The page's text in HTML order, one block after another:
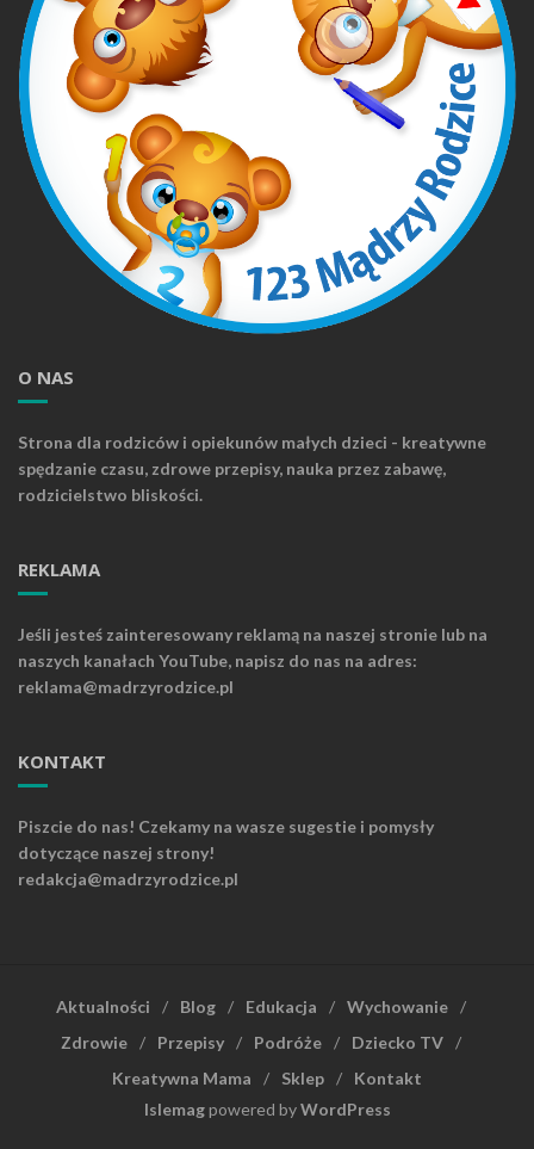
O NAS
Strona dla rodziców i opiekunów małych dzieci - kreatywne
spędzanie czasu, zdrowe przepisy, nauka przez zabawę,
rodzicielstwo bliskości.
REKLAMA
Jeśli jesteś zainteresowany reklamą na naszej stronie lub na
naszych kanałach YouTube, napisz do nas na adres:
reklama@madrzyrodzice.pl
KONTAKT
Piszcie do nas! Czekamy na wasze sugestie i pomysły
dotyczące naszej strony!
redakcja@madrzyrodzice.pl
Aktualności Blog Edukacja
Wychowanie
Zdrowie
Przepisy Podróże
Dziecko TV
Kreatywna Mama
Sklep
Kontakt
Islemagpowered byWordPress